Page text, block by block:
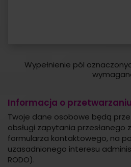
Wypełnienie pól
Informacja o
Twoje dane osobowe będą
obsługi zapytania
formularza kontaktowego, na
uzasadnionego interesu
RODO).